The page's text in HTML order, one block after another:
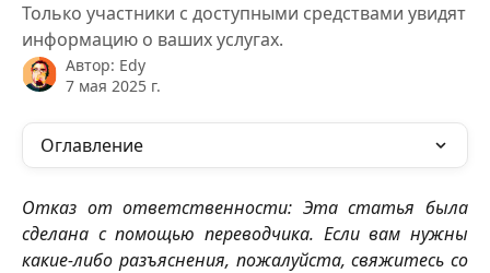
Только участники с доступными средствами увидят
информацию о ваших услугах.
Автор: Edy
7 мая 2025 г.
Оглавление
Отказ от ответственности: Эта статья была
сделана с помощью переводчика. Если вам нужны
какие-либо разъяснения, пожалуйста, свяжитесь со